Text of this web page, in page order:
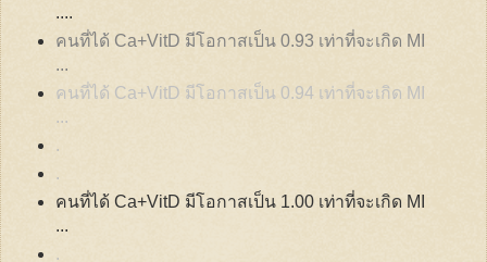
....
คนที่ได้ Ca+VitD มีโอกาสเป็น 0.93 เท่าที่จะเกิด MI
...
คนที่ได้ Ca+VitD มีโอกาสเป็น 0.94 เท่าที่จะเกิด MI
...
.
.
คนที่ได้ Ca+VitD มีโอกาสเป็น 1.00 เท่าที่จะเกิด MI
...
.